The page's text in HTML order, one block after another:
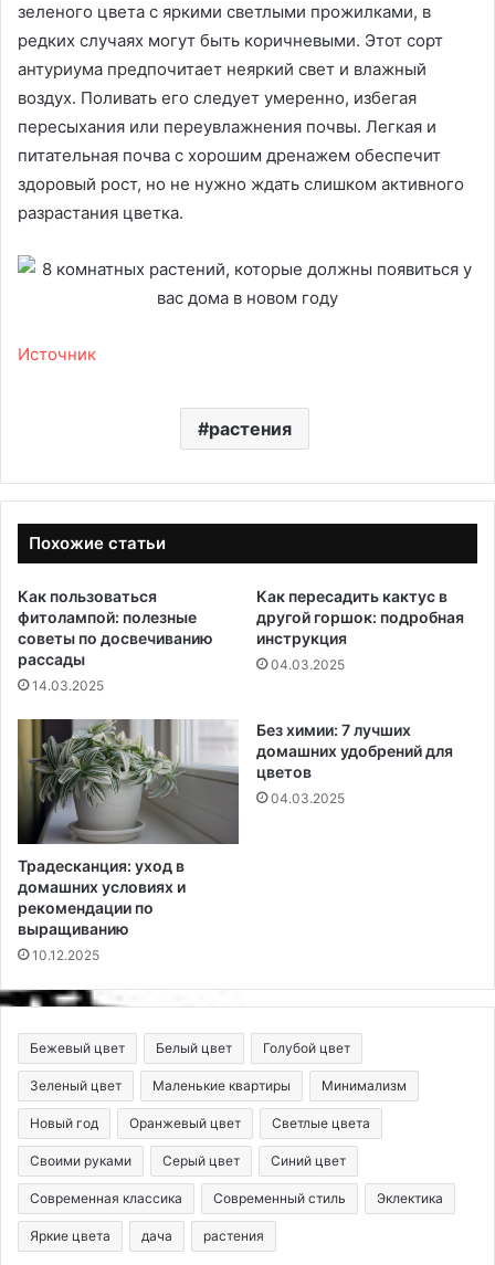
зеленого цвета с яркими светлыми прожилками, в
редких случаях могут быть коричневыми. Этот сорт
антуриума предпочитает неяркий свет и влажный
воздух. Поливать его следует умеренно, избегая
пересыхания или переувлажнения почвы. Легкая и
питательная почва с хорошим дренажем обеспечит
здоровый рост, но не нужно ждать слишком активного
разрастания цветка.
Источник
растения
Похожие статьи
Как пользоваться
фитолампой: полезные
советы по досвечиванию
рассады
14.03.2025
Как пересадить кактус в
другой горшок: подробная
инструкция
04.03.2025
Традесканция: уход в
домашних условиях и
рекомендации по
выращиванию
10.12.2025
Без химии: 7 лучших
домашних удобрений для
цветов
04.03.2025
Бежевый цвет Белый цвет Голубой цвет
Зеленый цвет Маленькие квартиры Минимализм
Новый год Оранжевый цвет Светлые цвета
Своими руками Серый цвет Синий цвет
Современная классика Современный стиль Эклектика
Яркие цвета дача растения